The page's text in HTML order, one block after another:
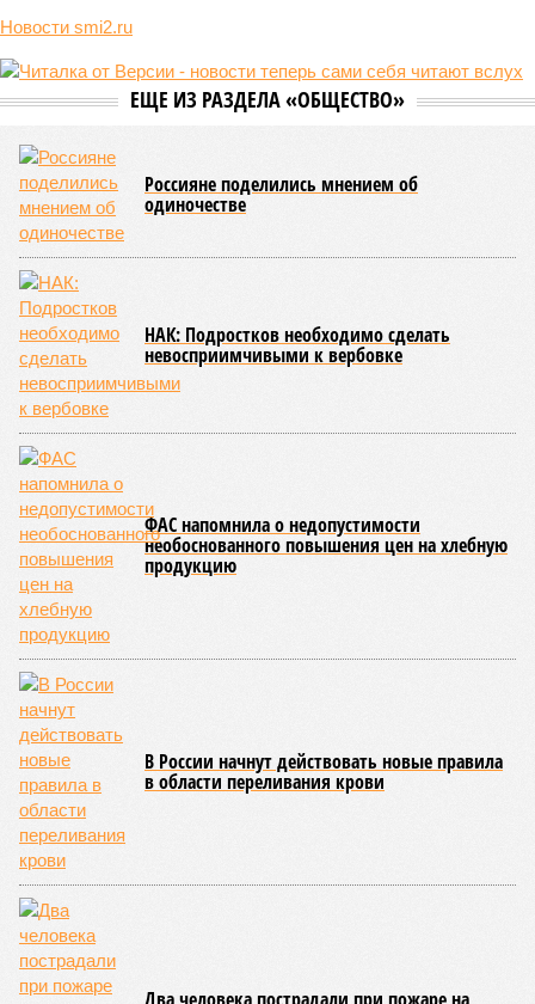
Пока в Ярославском районе СВАО дольщики «Сказочного леса»
уже получают ключи – в мае 2026 года были получены
заключение о соответствии проектной документации и
совсем недалеко, в паре станций метро южнее, на Люблинской
улице, картина, можно сказать, прямо противоположная.
ЖК «Светлый мир «Станция Л»: та же группа компаний-
банкрот Seven Suns Development, та же
схема достройки через Capital Group осенью 2024 года, но
за прошедшие два года результатов, по словам дольщиков,
практически не видно. По
из профильных
порталов, первую очередь ЖК строители обещают сдать к
декабрю 2026 г., вторую – к марту 2028-го. Но никто при
этом из кураторов стройки не задается вопросом: как эти
сроки должны материализоваться? На строительной
площадке, по свидетельствам дольщиков, регулярно
бывающих у забора, какая-либо техника отсутствует. Ни
бетононасосов, ни работающих кранов, ни признаков
мобилизации подрядчиков. При том, что до «декабря 2026»
осталось менее полугода.
Если в «Сказочном лесу» техзаказчик публично
отчитывался о поэтапной готовности – 90%, затем 97%, с
конкретными инженерными работами (усиление
монолитных конструкций, устранение проектных ошибок) –
то по «Станции Л» подобной публичной отчётности
дольщики не видят. Ни Capital Group, ни кураторы
строительства не подтверждают ни соблюдения графика
строительства, ни объёма фактически выполненных работ.
Напрашивается закономерный вопрос: если
декларируемая «Capital Group модель (достраивать
проблемные объекты SSD») сработала на
Лосиноостровской, почему она не масштабируется на
Люблино? И означает ли отсутствие техники на площадке,